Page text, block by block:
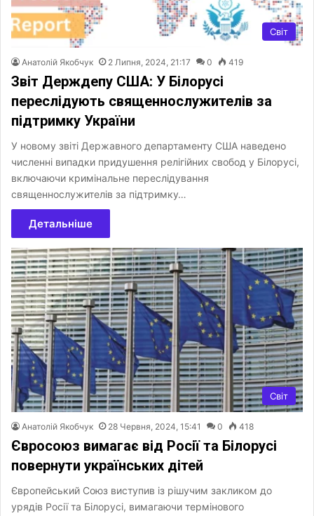
Світ
Анатолій Якобчук 2 Липня, 2024, 21:17 0 419
Звіт Держдепу США: У Білорусі
переслідують священнослужителів за
підтримку України
У новому звіті Державного департаменту США наведено
численні випадки придушення релігійних свобод у Білорусі,
включаючи кримінальне переслідування
священнослужителів за підтримку…
Детальніше
Світ
Анатолій Якобчук 28 Червня, 2024, 15:41 0 418
Євросоюз вимагає від Росії та Білорусі
повернути українських дітей
Європейський Союз виступив із рішучим закликом до
урядів Росії та Білорусі, вимагаючи термінового